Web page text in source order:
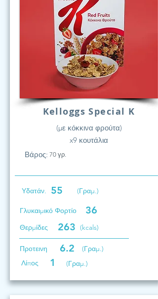
Kelloggs Special K
(με κόκκινα φρούτα)
x9 κουτάλια
Βάρος: 70 γρ.
Υδατάν. 55 (Γραμ.)
Γλυκαιμικό Φορτίο 36
Θερμίδες 263 (kcals)
Προτεινη 6.2
(Γραμ.)
Λίπος
1 (Γραμ.)